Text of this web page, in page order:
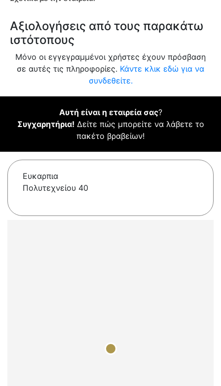
Αξιολογήσεις από τους παρακάτω
ιστότοπους
Μόνο οι εγγεγραμμένοι χρήστες έχουν πρόσβαση
σε αυτές τις πληροφορίες. Κάντε κλικ εδώ για να
συνδεθείτε.
Αυτή είναι η εταιρεία σας?
Συγχαρητήρια! Δείτε πώς μπορείτε να λάβετε το
πακέτο βραβείων!
Ευκαρπια
Πολυτεχνείου 40